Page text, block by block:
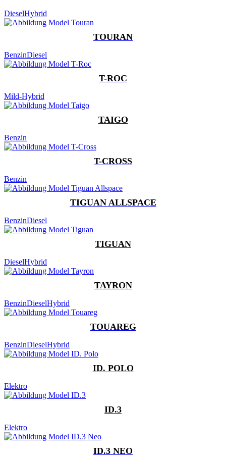
DieselHybrid
TOURAN
BenzinDiesel
T-ROC
Mild-Hybrid
TAIGO
Benzin
T-CROSS
Benzin
TIGUAN ALLSPACE
BenzinDiesel
TIGUAN
DieselHybrid
TAYRON
BenzinDieselHybrid
TOUAREG
BenzinDieselHybrid
ID. POLO
Elektro
ID.3
Elektro
ID.3 NEO